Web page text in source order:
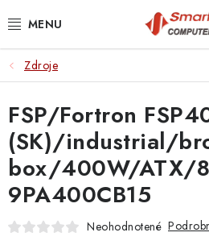
na
NOTEBOOKY
MOBILNÉ ZARIADENIA
PC A KOMPONENTY
PERIFÉRIE
TLAČIARNE
Zdroje
FSP/Fortron
(SK)/industrial/
box/400W/ATX/
9PA400CB15
Neohodnotené